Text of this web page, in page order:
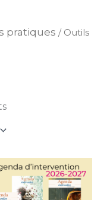
pratiques / Outils
plus
ancien
Plage
de
prix :
24.99$